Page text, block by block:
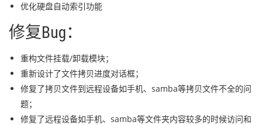
优化硬盘自动索引功能
修复Bug：
重构文件挂载/卸载模块；
重新设计了文件拷贝进度对话框；
修复了拷贝文件到远程设备如手机、samba等拷贝文件不全的问
题；
修复了远程设备如手机、samba等文件夹内容较多的时候访问和